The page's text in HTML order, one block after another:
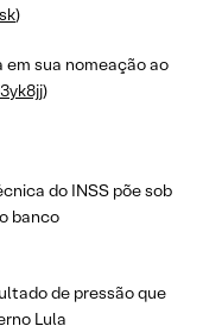
)
sua nomeação ao
)
do INSS põe sob
banco
de pressão que
Lula